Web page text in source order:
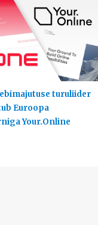
turuliider
Euroopa
Your.Online